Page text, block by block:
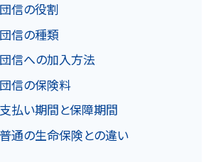
信の役割
信の種類
信への加入方法
信の保険料
払い期間と保障期間
通の生命保険との違い